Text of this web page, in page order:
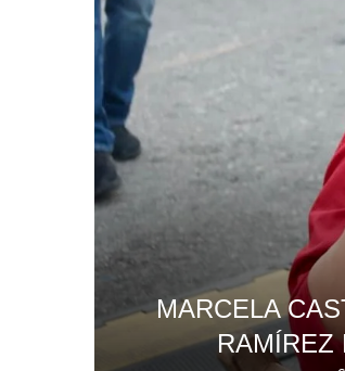
MARCELA
RAMÍREZ